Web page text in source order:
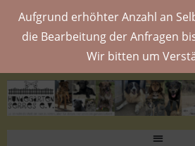
Aufgrund erhöhter Anzahl an
die Bearbeitung der Anfragen
Wir bitten um